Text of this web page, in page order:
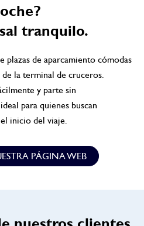
tranquilo.
plazas de aparcamiento cómodas
la terminal de cruceros.
y parte sin
para quienes buscan
inicio del viaje.
PÁGINA WEB